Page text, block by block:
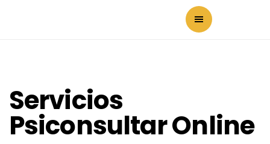
Servicios
Psiconsultar Online